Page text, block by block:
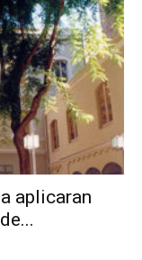
aplicaran